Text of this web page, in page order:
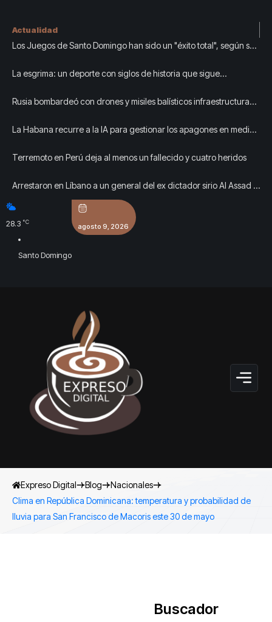
Actualidad
Los Juegos de Santo Domingo han sido un "éxito total", según sus
La esgrima: un deporte con siglos de historia que sigue
Rusia bombardeó con drones y misiles balísticos infraestructura
La Habana recurre a la IA para gestionar los apagones en medio
Terremoto en Perú deja al menos un fallecido y cuatro heridos
Arrestaron en Líbano a un general del ex dictador sirio Al Assad y
podría ser extraditado por crímenes durante su servicio
28.3 °C
Santo Domingo
agosto 9, 2026
Expreso Digital Blog
Nacionales
Clima en República Dominicana: temperatura y probabilidad de
lluvia para San Francisco de Macoris este 30 de mayo
Buscador